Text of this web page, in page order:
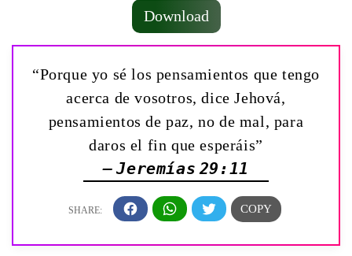
Download
“Porque yo sé los pensamientos que tengo
acerca de vosotros, dice Jehová,
pensamientos de paz, no de mal, para
daros el fin que esperáis”
— Jeremías 29:11